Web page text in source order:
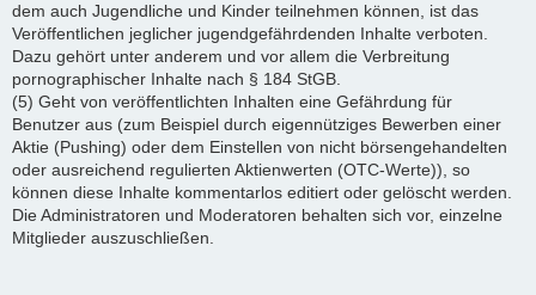
dem auch Jugendliche und Kinder teilnehmen können, ist das
Veröffentlichen jeglicher jugendgefährdenden Inhalte verboten.
Dazu gehört unter anderem und vor allem die Verbreitung
pornographischer Inhalte nach § 184 StGB.
(5) Geht von veröffentlichten Inhalten eine Gefährdung für
Benutzer aus (zum Beispiel durch eigennütziges Bewerben einer
Aktie (Pushing) oder dem Einstellen von nicht börsengehandelten
oder ausreichend regulierten Aktienwerten (OTC-Werte)), so
können diese Inhalte kommentarlos editiert oder gelöscht werden.
Die Administratoren und Moderatoren behalten sich vor, einzelne
Mitglieder auszuschließen.